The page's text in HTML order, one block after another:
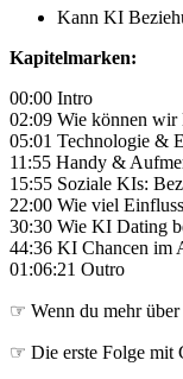
Kann KI
Kapitelmarken:
00:00 Intro
02:09 Wie können wir
05:01 Technologie &
11:55 Handy &
15:55 Soziale KIs:
22:00 Wie viel
30:30 Wie KI Dating
44:36 KI Chancen im
01:06:21 Outro
☞ Wenn du mehr über
☞ Die erste Folge mit